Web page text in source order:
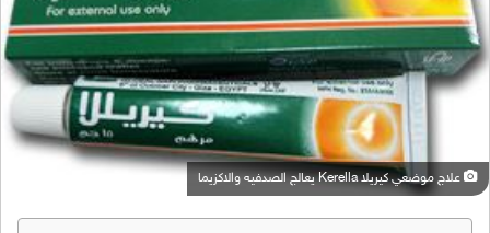
علاج موضعي كيريلا Kerella يعالج الصدفيه والاكزيما